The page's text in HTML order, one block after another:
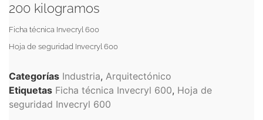
200 kilogramos
Ficha técnica Invecryl 600
Hoja de seguridad Invecryl 600
Categorías Industria, Arquitectónico
Etiquetas Ficha técnica Invecryl 600, Hoja de
seguridad Invecryl 600